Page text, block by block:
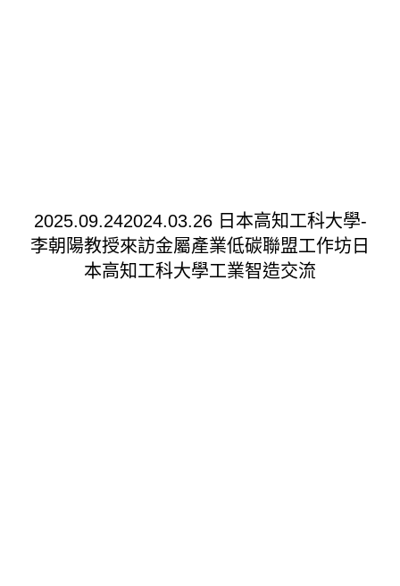
2025.09.242024.03.26 日本高知工科大學-
李朝陽教授來訪金屬產業低碳聯盟工作坊日
本高知工科大學工業智造交流